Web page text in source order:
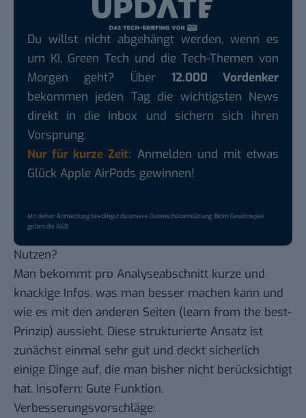
Du willst nicht abgehängt werden, wenn es
um KI, Green Tech und die Tech-Themen von
Morgen geht? Über 12.000 Vordenker
bekommen jeden Tag die wichtigsten News
direkt in die Inbox und sichern sich ihren
Vorsprung.
Nur für kurze Zeit: Anmelden und mit etwas
Glück Apple AirPods gewinnen!
Mit deiner Anmeldung bestätigst du unsereDatenschutzerklärung. Beim Gewinnspiel
gelten dieAGB.
Nutzen?
Man bekommt pro Analyseabschnitt kurze und
knackige Infos, was man besser machen kann und
wie es mit den anderen Seiten (learn from the best-
Prinzip) aussieht. Diese strukturierte Ansatz ist
zunächst einmal sehr gut und deckt sicherlich
einige Dinge auf, die man bisher nicht berücksichtigt
hat. Insofern: Gute Funktion.
Verbesserungsvorschläge: